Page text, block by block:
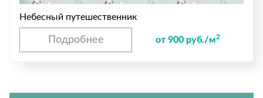
Небесный путешественник
Подробнее от 900 руб./м2